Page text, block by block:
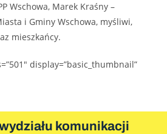
Wschowa, Marek Kraśny –
i Gminy Wschowa, myśliwi,
mieszkańcy.
display=”basic_thumbnail”
komunikacji